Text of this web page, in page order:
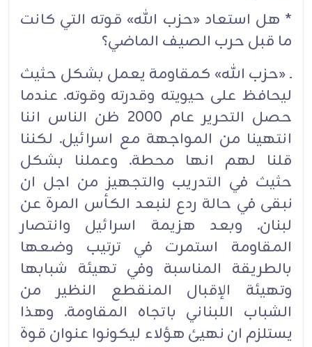
* هل استعاد «حزب الله» قوته التي كانت
ما قبل حرب الصيف الماضي؟
ـ «حزب الله» كمقاومة يعمل بشكل حثيث
ليحافظ على حيويته وقدرته وقوته. عندما
حصل التحرير عام 2000 ظن الناس اننا
انتهينا من المواجهة مع اسرائيل. لكننا
قلنا لهم انها محطة. وعملنا بشكل
حثيث في التدريب والتجهيز من اجل ان
نبقى في حالة ردع لنبعد الكأس المرة عن
لبنان. وبعد هزيمة اسرائيل وانتصار
المقاومة استمرت في ترتيب وضعها
بالطريقة المناسبة وفي تهيئة شبابها
وتهيئة الإقبال المنقطع النظير من
الشباب اللبناني باتجاه المقاومة. وهذا
يستلزم ان نهيئ هؤلاء ليكونوا عنوان قوة